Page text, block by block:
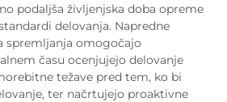
podaljša življenjska doba opreme
delovanja. Napredne
spremljanja omogočajo
času ocenjujejo delovanje
težave pred tem, ko bi
ter načrtujejo proaktivne